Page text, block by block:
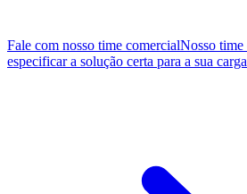
Fale com nosso time comercialNosso time
especificar a solução certa para a sua